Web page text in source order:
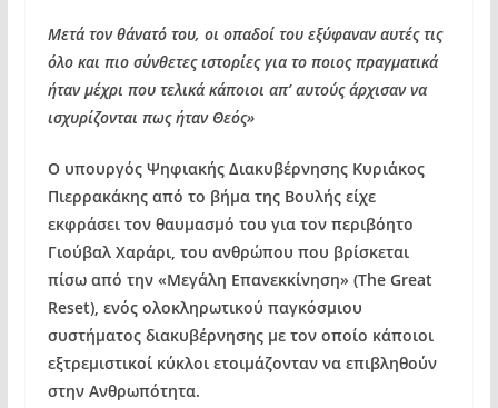
Μετά τον θάνατό του, οι οπαδοί του εξύφαναν αυτές τις
όλο και πιο σύνθετες ιστορίες για το ποιος πραγματικά
ήταν μέχρι που τελικά κάποιοι απ’ αυτούς άρχισαν να
ισχυρίζονται πως ήταν Θεός»
Ο υπουργός Ψηφιακής Διακυβέρνησης Κυριάκος
Πιερρακάκης από το βήμα της Βουλής είχε
εκφράσει τον θαυμασμό του για τον περιβόητο
Γιούβαλ Χαράρι, του ανθρώπου που βρίσκεται
πίσω από την «Μεγάλη Επανεκκίνηση» (The Great
Reset), ενός ολοκληρωτικού παγκόσμιου
συστήματος διακυβέρνησης με τον οποίο κάποιοι
εξτρεμιστικοί κύκλοι ετοιμάζονταν να επιβληθούν
στην Ανθρωπότητα.